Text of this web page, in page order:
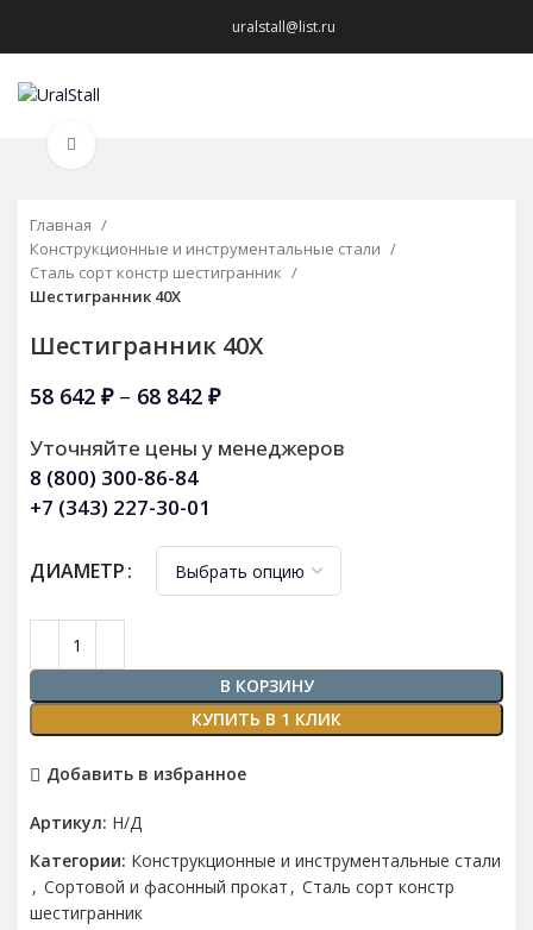
uralstall@list.ru
Главная
Конструкционные и инструментальные стали
Сталь сорт констр шестигранник
Шестигранник 40X
Шестигранник 40X
58 642 ₽ – 68 842 ₽
Уточняйте цены у менеджеров
8 (800) 300-86-84
+7 (343) 227-30-01
ДИАМЕТР
В КОРЗИНУ
КУПИТЬ В 1 КЛИК
Добавить в избранное
Артикул: Н/Д
Категории: Конструкционные и инструментальные стали
, Сортовой и фасонный прокат , Сталь сорт констр
шестигранник